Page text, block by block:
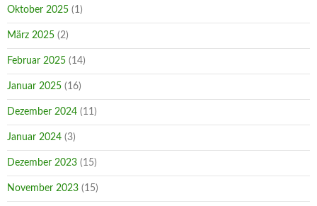
Oktober 2025 (1)
März 2025 (2)
Februar 2025 (14)
Januar 2025 (16)
Dezember 2024 (11)
Januar 2024 (3)
Dezember 2023 (15)
November 2023 (15)